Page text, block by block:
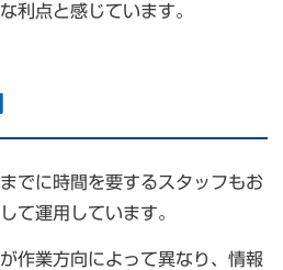
利点と感じています。
でに時間を要するスタッフもお
て運用しています。
作業方向によって異なり、情報